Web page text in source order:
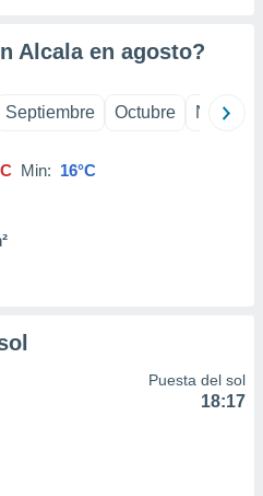
Alcala en agosto?
Septiembre Octubre
Min: 16°C
Puesta del sol
18:17